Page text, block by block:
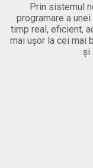
Prin sistemul
programare a
timp real, eficient,
mai ușor la cei mai
și